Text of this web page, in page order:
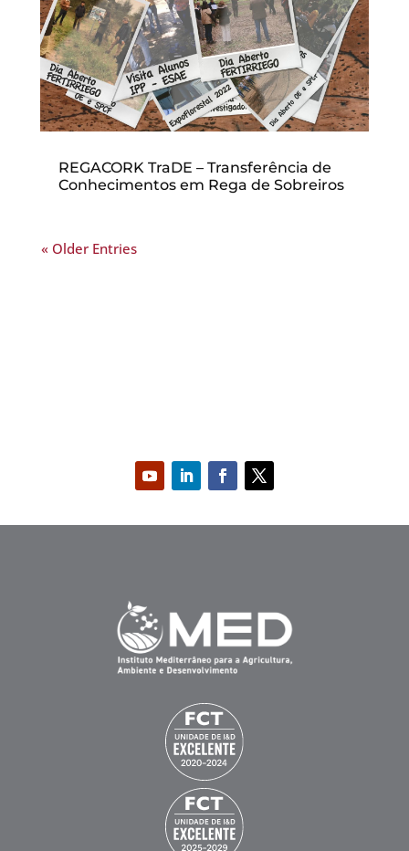
REGACORK TraDE – Transferência de
Conhecimentos em Rega de Sobreiros
« Older Entries